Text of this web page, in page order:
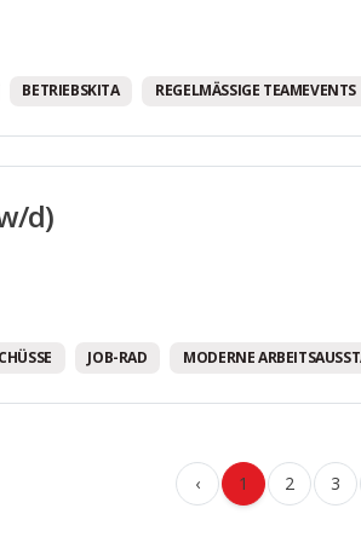
BETRIEBSKITA REGELMÄSSIGE TEAMEVENTS
d)
JOB-RAD MODERNE
‹ 1 2 3